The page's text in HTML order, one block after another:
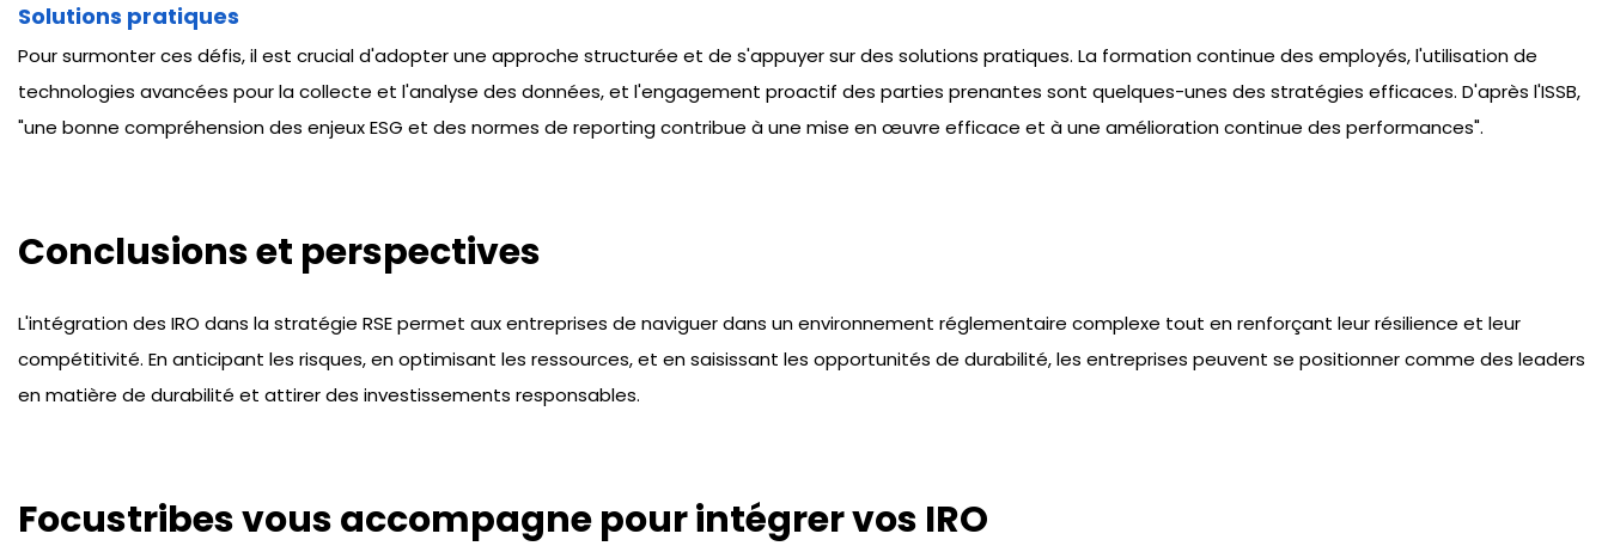
Solutions pratiques
Pour surmonter ces défis, il est crucial d'adopter une approche structurée et de s'appuyer sur des solutions pratiques. La formation continue des employés, l'utilisation de
technologies avancées pour la collecte et l'analyse des données, et l'engagement proactif des parties prenantes sont quelques-unes des stratégies efficaces. D'après l'ISSB,
"une bonne compréhension des enjeux ESG et des normes de reporting contribue à une mise en œuvre efficace et à une amélioration continue des performances".
Conclusions et perspectives
L'intégration des IRO dans la stratégie RSE permet aux entreprises de naviguer dans un environnement réglementaire complexe tout en renforçant leur résilience et leur
compétitivité. En anticipant les risques, en optimisant les ressources, et en saisissant les opportunités de durabilité, les entreprises peuvent se positionner comme des leaders
en matière de durabilité et attirer des investissements responsables.
Focustribes vous accompagne pour intégrer vos IRO